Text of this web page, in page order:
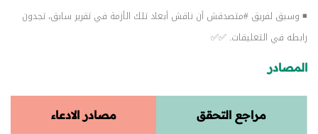
◾ وسبق لفريق #متصدقش أن ناقش أبعاد تلك الأزمة في تقرير سابق، تجدون
رابطه في التعليقات. ✅✅
المصادر
مراجع التحقق مصادر الادعاء